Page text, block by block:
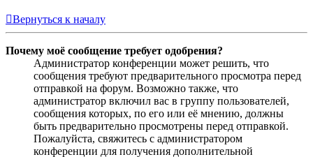
Вернуться к началу
Почему моё сообщение требует одобрения?
Администратор конференции может решить, что
сообщения требуют предварительного просмотра перед
отправкой на форум. Возможно также, что
администратор включил вас в группу пользователей,
сообщения которых, по его или её мнению, должны
быть предварительно просмотрены перед отправкой.
Пожалуйста, свяжитесь с администратором
конференции для получения дополнительной